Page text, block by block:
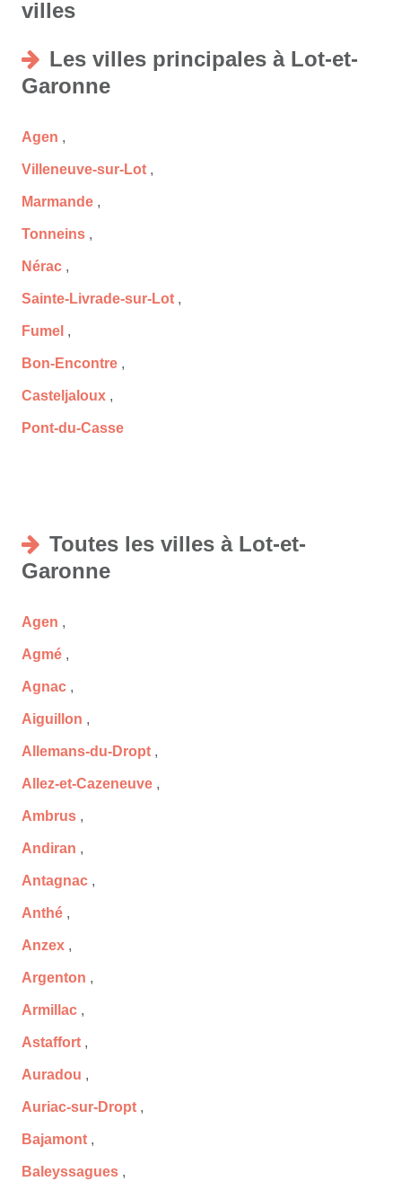
villes
Les villes principales à Lot-et-
Garonne
Agen ,
Villeneuve-sur-Lot ,
Marmande ,
Tonneins ,
Nérac ,
Sainte-Livrade-sur-Lot ,
Fumel ,
Bon-Encontre ,
Casteljaloux ,
Pont-du-Casse
Toutes les villes à Lot-et-
Garonne
Agen ,
Agmé ,
Agnac ,
Aiguillon ,
Allemans-du-Dropt ,
Allez-et-Cazeneuve ,
Ambrus ,
Andiran ,
Antagnac ,
Anthé ,
Anzex ,
Argenton ,
Armillac ,
Astaffort ,
Auradou ,
Auriac-sur-Dropt ,
Bajamont ,
Baleyssagues ,